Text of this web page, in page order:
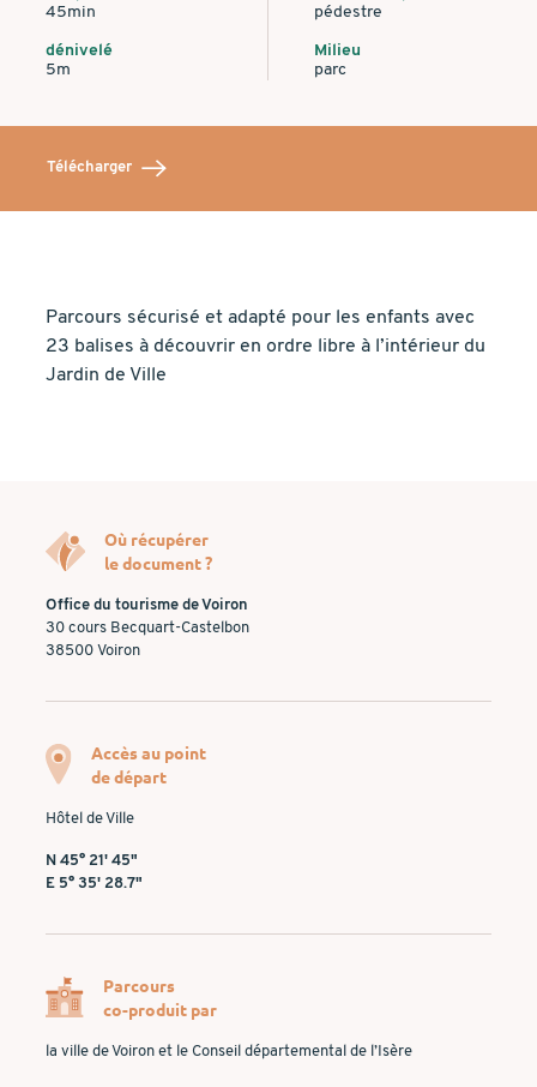
45min
dénivelé
5m
pédestre
Milieu
parc
Télécharger
Parcours sécurisé et adapté pour les enfants avec
23 balises à découvrir en ordre libre à l’intérieur du
Jardin de Ville
Où récupérer
le document ?
Office du tourisme de Voiron
30 cours Becquart-Castelbon
38500 Voiron
Accès au point
de départ
Hôtel de Ville
N 45° 21' 45"
E 5° 35' 28.7"
Parcours
co-produit par
la ville de Voiron et le Conseil départemental de l’Isère